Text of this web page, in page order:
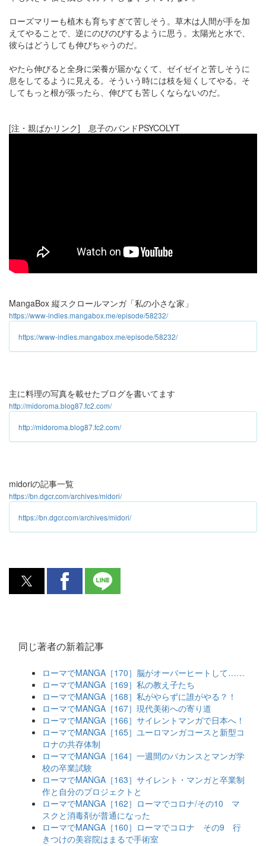
ローズマリーも植木も育ちすぎて苦しそう。草木は人間が手を加
えてやることで、逆にのびのびするように思う。太陽光と水で、
彼らはどうしても伸びちゃうのだ。
やたら伸びると全身に栄養が届かなくて、ゼイゼイと苦しそうに
息をしてるように見える。そういう時には枝を短くしてやる。そ
してもっと根が張ったら、伸びても苦しくならないのだ。
[注・親ばかリンク] 息子のバンドPSYCOLYT
MangaBox 縦スクロールマンガ「私の小さな家」
https://www-indies.mangabox.me/episode/58232/
https://www-indies.mangabox.me/episode/58232/
主に料理の写真を載せたブログを書いてます
http://midoroma.blog87.fc2.com/
http://midoroma.blog87.fc2.com/
midoriの記事一覧
https://bn.dgcr.com/archives/midori/
https://bn.dgcr.com/archives/midori/
同じ著者の新着記事
ローマでMANGA［170］脳がオーバーヒートして……
ローマでMANGA［169］私の教え子たち
ローマでMANGA［168］私がやらずに誰がやる？！
ローマでMANGA［167］現代美術への寄り道
ローマでMANGA［166］サイレントマンガで日本へ！
ローマでMANGA［165］ユーロマンガコースと新型コ
ロナの共存体制
ローマでMANGA［164］一週間のバカンスとマンガ学
校の卒業試験
ローマでMANGA［163］サイレント・マンガと卒業制
作と自分のプロジェクトと
ローマでMANGA［162］ローマでコロナ/その10 マ
スクと消毒剤が普通になった
ローマでMANGA［160］ローマでコロナ その9 行
きつけの美容院はまるで手術室